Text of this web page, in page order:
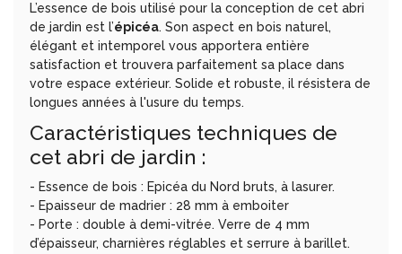
L’essence de bois utilisé pour la conception de cet abri
de jardin est l’épicéa. Son aspect en bois naturel,
élégant et intemporel vous apportera entière
satisfaction et trouvera parfaitement sa place dans
votre espace extérieur. Solide et robuste, il résistera de
longues années à l'usure du temps.
Caractéristiques techniques de
cet abri de jardin :
- Essence de bois : Epicéa du Nord bruts, à lasurer.
- Epaisseur de madrier : 28 mm à emboiter
- Porte : double à demi-vitrée. Verre de 4 mm
d’épaisseur, charnières réglables et serrure à barillet.